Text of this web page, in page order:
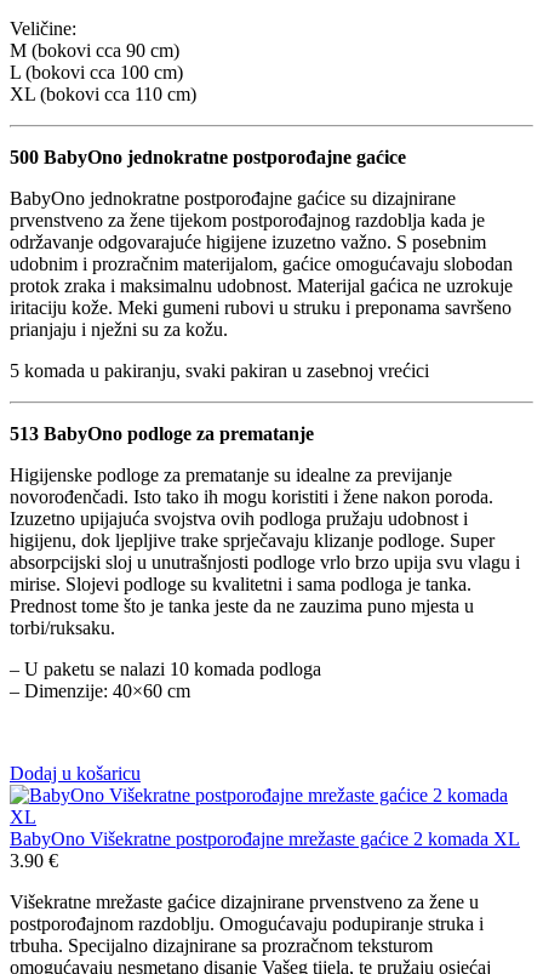
Veličine:
M (bokovi cca 90 cm)
L (bokovi cca 100 cm)
XL (bokovi cca 110 cm)
500 BabyOno jednokratne postporođajne gaćice
BabyOno jednokratne postporođajne gaćice su dizajnirane
prvenstveno za žene tijekom postporođajnog razdoblja kada je
održavanje odgovarajuće higijene izuzetno važno. S posebnim
udobnim i prozračnim materijalom, gaćice omogućavaju slobodan
protok zraka i maksimalnu udobnost. Materijal gaćica ne uzrokuje
iritaciju kože. Meki gumeni rubovi u struku i preponama savršeno
prianjaju i nježni su za kožu.
5 komada u pakiranju, svaki pakiran u zasebnoj vrećici
513 BabyOno podloge za prematanje
Higijenske podloge za prematanje su idealne za previjanje
novorođenčadi. Isto tako ih mogu koristiti i žene nakon poroda.
Izuzetno upijajuća svojstva ovih podloga pružaju udobnost i
higijenu, dok ljepljive trake sprječavaju klizanje podloge. Super
absorpcijski sloj u unutrašnjosti podloge vrlo brzo upija svu vlagu i
mirise. Slojevi podloge su kvalitetni i sama podloga je tanka.
Prednost tome što je tanka jeste da ne zauzima puno mjesta u
torbi/ruksaku.
– U paketu se nalazi 10 komada podloga
– Dimenzije: 40×60 cm
Dodaj u košaricu
BabyOno Višekratne postporođajne mrežaste gaćice 2 komada XL
3.90 €
Višekratne mrežaste gaćice dizajnirane prvenstveno za žene u
postporođajnom razdoblju. Omogućavaju podupiranje struka i
trbuha. Specijalno dizajnirane sa prozračnom teksturom
omogućavaju nesmetano disanje Vašeg tijela, te pružaju osjećaj